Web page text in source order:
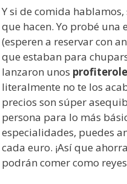
Y si de comida
que hacen. Yo probé una
(esperen a reservar con
que estaban para
lanzaron unos
literalmente no te los
precios son súper
persona para lo más
especialidades, puedes
cada euro. ¡Así que
podrán comer como